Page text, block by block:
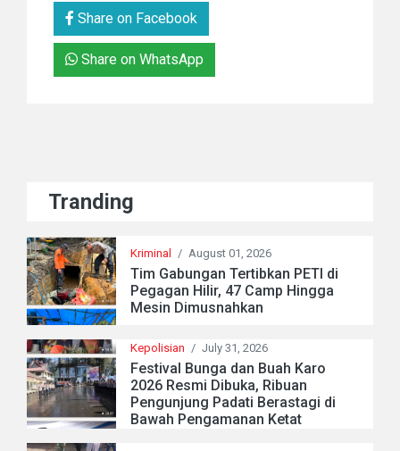
Share on Facebook
Share on WhatsApp
Tranding
Kriminal / August 01, 2026
Tim Gabungan Tertibkan PETI di
Pegagan Hilir, 47 Camp Hingga
Mesin Dimusnahkan
Kepolisian / July 31, 2026
Festival Bunga dan Buah Karo
2026 Resmi Dibuka, Ribuan
Pengunjung Padati Berastagi di
Bawah Pengamanan Ketat